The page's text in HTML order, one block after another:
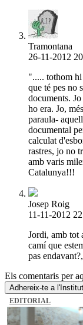
Tramontana
26-11-2012
"..... tothom hi
que té pes no
documents.
ho era. Jo,
paraula-
documental
calculat
rastres, jo no
amb varis
Catalunya!!!
Josep Roig
11-11-2012
Jordi, amb tot
camí que
pas
Els comentaris per
Adhereix-te a
EDITORIAL